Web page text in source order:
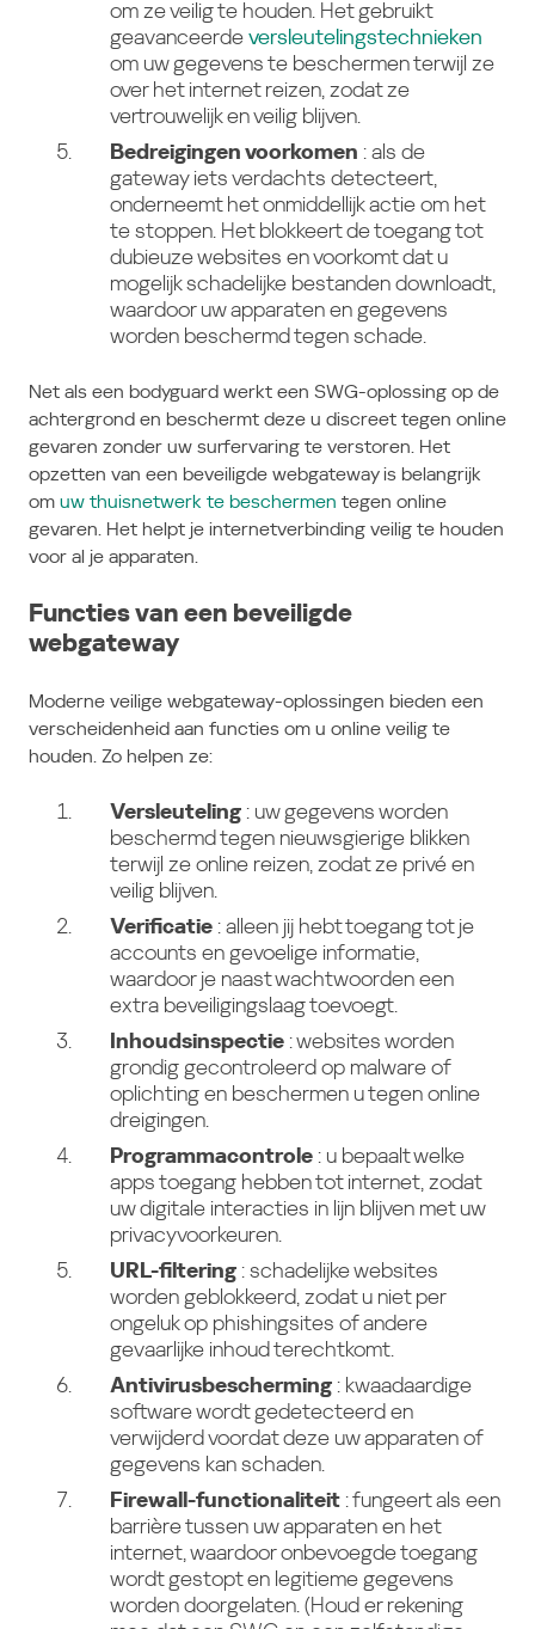
om ze veilig te houden. Het gebruikt
geavanceerdeversleutelingstechnieken
om uw gegevens te beschermen terwijl ze
over het internet reizen, zodat ze
vertrouwelijk en veilig blijven.
Bedreigingen voorkomen : als de
gateway iets verdachts detecteert,
onderneemt het onmiddellijk actie om het
te stoppen. Het blokkeert de toegang tot
dubieuze websites en voorkomt dat u
mogelijk schadelijke bestanden downloadt,
waardoor uw apparaten en gegevens
worden beschermd tegen schade.
Net als een bodyguard werkt een SWG-oplossing op de
achtergrond en beschermt deze u discreet tegen online
gevaren zonder uw surfervaring te verstoren. Het
opzetten van een beveiligde webgateway is belangrijk
om uw thuisnetwerk te beschermen tegen online
gevaren. Het helpt je internetverbinding veilig te houden
voor al je apparaten.
Functies van een beveiligde
webgateway
Moderne veilige webgateway-oplossingen bieden een
verscheidenheid aan functies om u online veilig te
houden. Zo helpen ze:
Versleuteling : uw gegevens worden
beschermd tegen nieuwsgierige blikken
terwijl ze online reizen, zodat ze privé en
veilig blijven.
Verificatie : alleen jij hebt toegang tot je
accounts en gevoelige informatie,
waardoor je naast wachtwoorden een
extra beveiligingslaag toevoegt.
Inhoudsinspectie : websites worden
grondig gecontroleerd op malware of
oplichting en beschermen u tegen online
dreigingen.
Programmacontrole : u bepaalt welke
apps toegang hebben tot internet, zodat
uw digitale interacties in lijn blijven met uw
privacyvoorkeuren.
URL-filtering : schadelijke websites
worden geblokkeerd, zodat u niet per
ongeluk op phishingsites of andere
gevaarlijke inhoud terechtkomt.
Antivirusbescherming : kwaadaardige
software wordt gedetecteerd en
verwijderd voordat deze uw apparaten of
gegevens kan schaden.
Firewall-functionaliteit : fungeert als een
barrière tussen uw apparaten en het
internet, waardoor onbevoegde toegang
wordt gestopt en legitieme gegevens
worden doorgelaten. (Houd er rekening